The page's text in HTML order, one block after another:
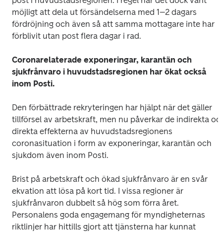
möjligt att dela ut försändelserna med 1–2 dagars
fördröjning och även så att samma mottagare inte har
förblivit utan post flera dagar i rad.
Coronarelaterade exponeringar, karantän och
sjukfrånvaro i huvudstadsregionen har ökat också
inom Posti.
Den förbättrade rekryteringen har hjälpt när det gäller
tillförsel av arbetskraft, men nu påverkar de indirekta
direkta effekterna av huvudstadsregionens
coronasituation i form av exponeringar, karantän och
sjukdom även inom Posti.
Brist på arbetskraft och ökad sjukfrånvaro är en svår
ekvation att lösa på kort tid. I vissa regioner är
sjukfrånvaron dubbelt så hög som förra året.
Personalens goda engagemang för myndigheternas
riktlinjer har hittills gjort att tjänsterna har kunnat